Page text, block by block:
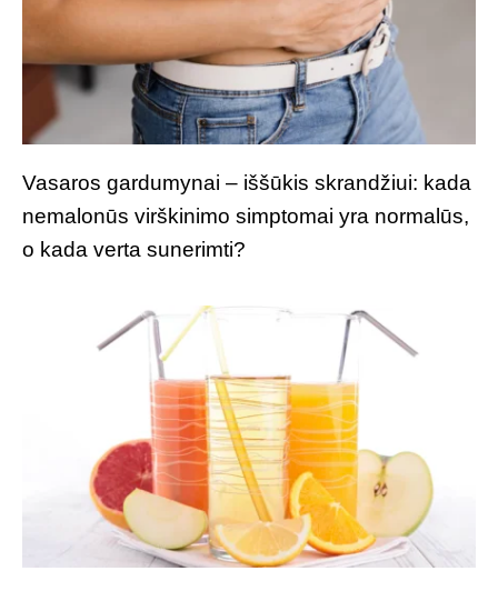
Vasaros gardumynai – iššūkis skrandžiui: kada
nemalonūs virškinimo simptomai yra normalūs,
o kada verta sunerimti?